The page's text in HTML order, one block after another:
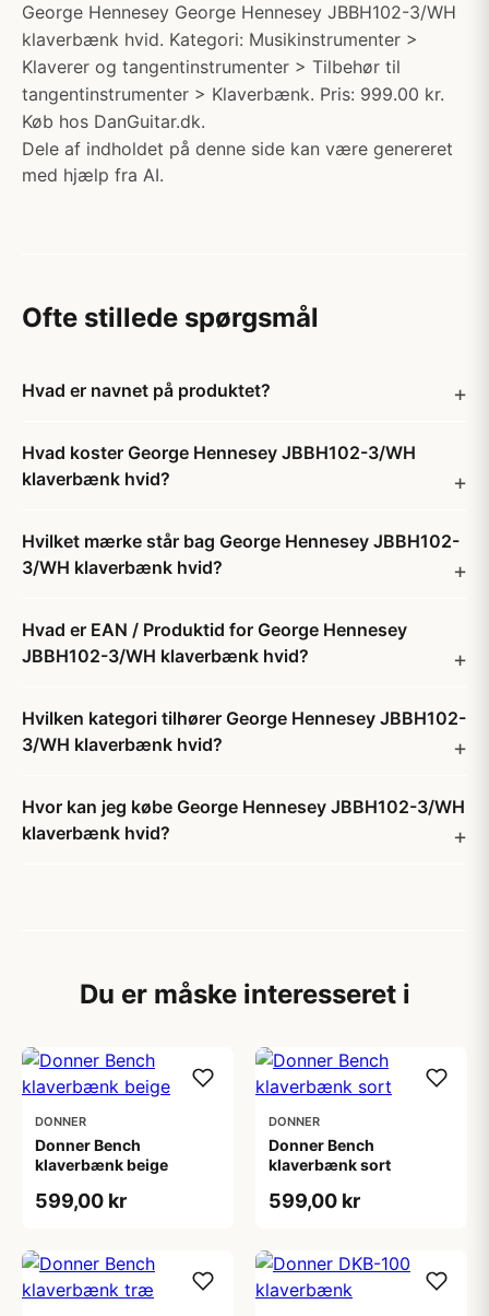
George Hennesey George Hennesey JBBH102-3/WH
klaverbænk hvid. Kategori: Musikinstrumenter >
Klaverer og tangentinstrumenter > Tilbehør til
tangentinstrumenter > Klaverbænk. Pris: 999.00 kr.
Køb hos DanGuitar.dk.
Dele af indholdet på denne side kan være genereret
med hjælp fra AI.
Ofte stillede spørgsmål
Hvad er navnet på produktet?
Hvad koster George Hennesey JBBH102-3/WH
klaverbænk hvid?
Hvilket mærke står bag George Hennesey JBBH102-
3/WH klaverbænk hvid?
Hvad er EAN / Produktid for George Hennesey
JBBH102-3/WH klaverbænk hvid?
Hvilken kategori tilhører George Hennesey JBBH102-
3/WH klaverbænk hvid?
Hvor kan jeg købe George Hennesey JBBH102-3/WH
klaverbænk hvid?
Du er måske interesseret i
DONNER
Donner Bench
klaverbænk beige
599,00 kr
DONNER
Donner Bench
klaverbænk sort
599,00 kr